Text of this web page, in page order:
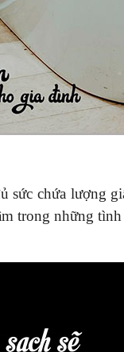
sức chứa lượng
trong những